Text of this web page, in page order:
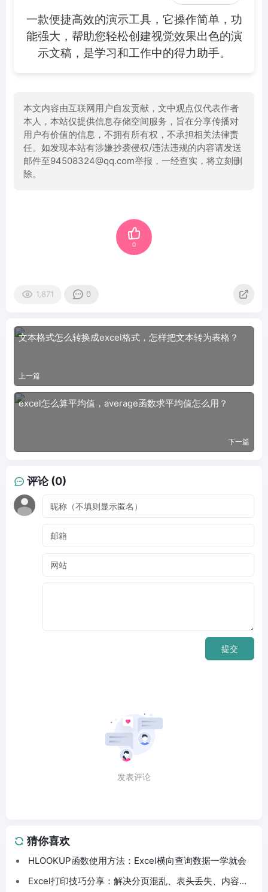
一款便捷高效的演示工具，它操作简单，功
能强大，帮助您轻松创建视觉效果出色的演
示文稿，是学习和工作中的得力助手。
本文内容由互联网用户自发贡献，文中观点仅代表作者
本人，本站仅提供信息存储空间服务，旨在分享传播对
用户有价值的信息，不拥有所有权，不承担相关法律责
任。如发现本站有涉嫌抄袭侵权/违法违规的内容请发送
邮件至94508324@qq.com举报，一经查实，将立刻删
除。
0
1,871 0
文本格式怎么转换成excel格式，怎样把文本转为表格？
上一篇
excel怎么算平均值，average函数求平均值怎么用？
下一篇
评论 (0)
提交
发表评论
猜你喜欢
HLOOKUP函数使用方法：Excel横向查询数据一学就会
Excel打印技巧分享：解决分页混乱、表头丢失、内容截